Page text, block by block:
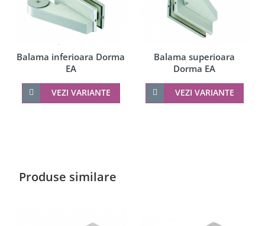
Balama inferioara Dorma
EA
VEZI VARIANTE
Balama superioara
Dorma EA
VEZI VARIANTE
Produse similare